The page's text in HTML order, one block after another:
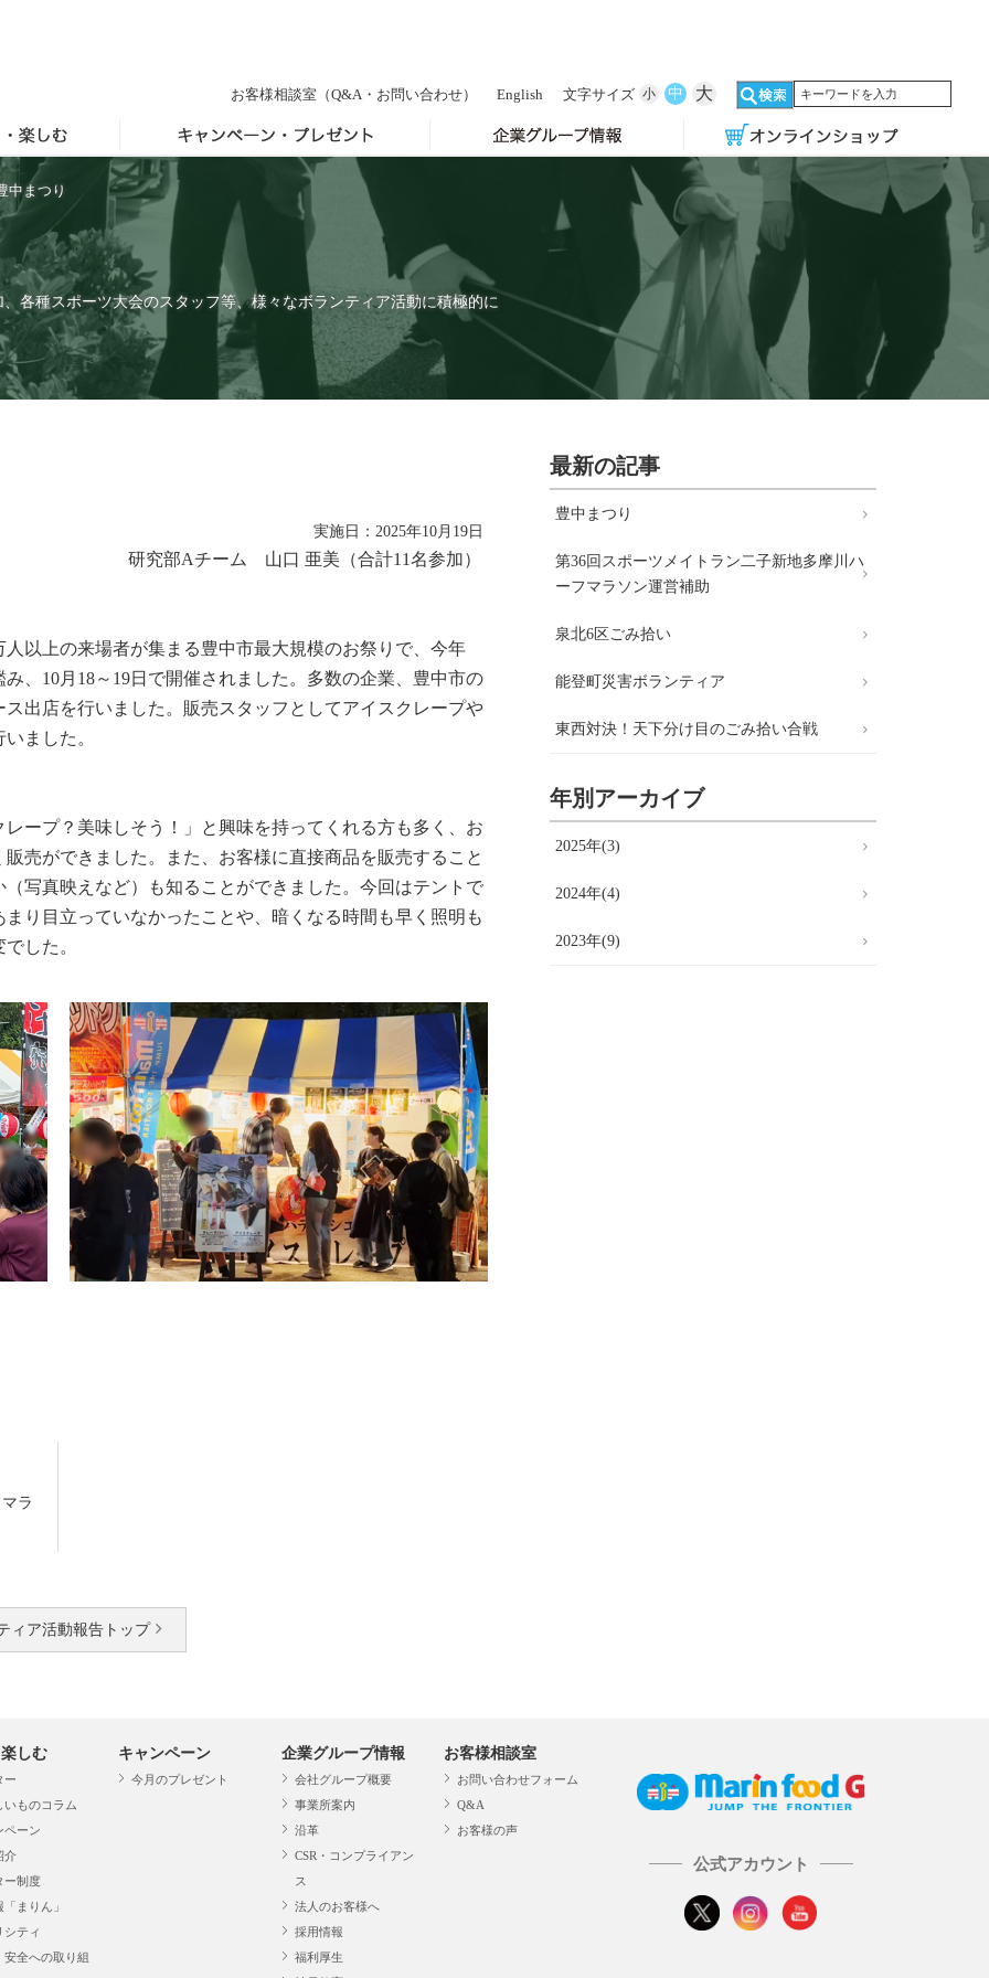
お客様相談室 （Q&A・お問い合わせ） English 文字サイズ 小 中 大
中まつり
各種スポーツ大会のスタッフ等、様々なボランティア活動に積極的に
実施日：2025年10月19日
研究部Aチーム 山口 亜美（合計11名参加）
以上の来場者が集まる豊中市最大規模のお祭りで、今年
、10月18～19日で開催されました。多数の企業、豊中市の
出店を行いました。販売スタッフとしてアイスクレープや
ました。
ープ？美味しそう！」と興味を持ってくれる方も多く、お
売ができました。また、お客様に直接商品を販売すること
写真映えなど）も知ることができました。今回はテントで
り目立っていなかったことや、暗くなる時間も早く照明も
した。
ラ
ィア活動報告トップ
最新の記事
豊中まつり
第36回スポーツメイトラン二子新地多摩川ハ
ーフマラソン運営補助
泉北6区ごみ拾い
能登町災害ボランティア
東西対決！天下分け目のごみ拾い合戦
年別アーカイブ
2025年(3)
2024年(4)
2023年(9)
しむ
ー
いものコラム
ペーン
介
ー制度
まりん」
シティ
安全への取り組
キャンペーン
今月のプレゼント
企業グループ情報
会社グループ概要
事業所案内
沿革
CSR・コンプライアン
ス
法人のお客様へ
採用情報
福利厚生
お客様相談室
お問い合わせフォーム
Q&A
お客様の声
公式アカウント